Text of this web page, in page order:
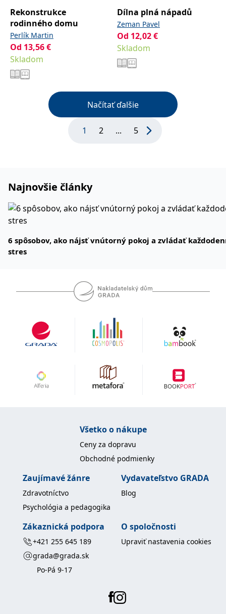
Rekonstrukce
rodinného domu
Perlík Martin
Od 13,56€
Skladom
Dílna plná nápadů
Zeman Pavel
Od 12,02€
Skladom
Načítať ďalšie
1 2 ... 5
Najnovšie články
6 spôsobov, ako nájsť vnútorný pokoj a zvládať
stres
Všetko o nákupe
Ceny za dopravu
Obchodné podmienky
Zaujímavé žánre
Zdravotníctvo
Psychológia a pedagogika
Vydavateľstvo GRADA
Blog
Zákaznická podpora
+421 255 645 189
grada@grada.sk
Po-Pá 9-17
O spoločnosti
Upraviť nastavenia cookies